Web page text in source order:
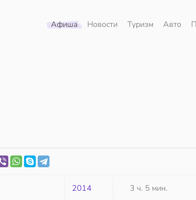
Афиша Новости Туризм Авто
2014 3 ч. 5 мин.